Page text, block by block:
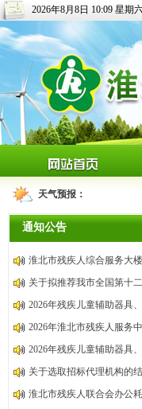
2026年8月8日 10:09 星期
天气预报：
通知公告
淮北市残疾人综合服务大
关于拟推荐我市全国第十
2026年残疾儿童辅助器具
2026年淮北市残疾人服务
2026年残疾儿童辅助器具
关于选取招标代理机构的
淮北市残疾人联合会办公